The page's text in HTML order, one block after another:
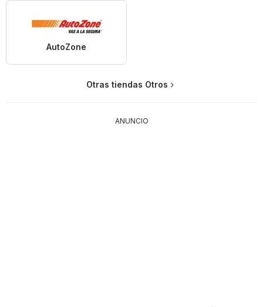
AutoZone
Otras tiendas Otros
ANUNCIO